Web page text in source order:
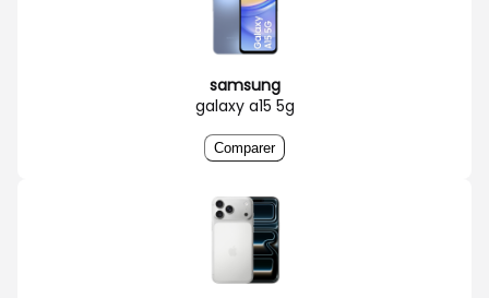
samsung
galaxy a15 5g
Comparer